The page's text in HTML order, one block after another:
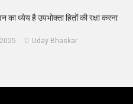
का ध्येय है उपभोक्ता हितों की रक्षा करना
Uday Bhaskar